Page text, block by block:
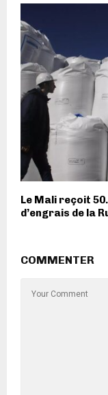
Le Mali reçoit
d’engrais de la
COMMENTER